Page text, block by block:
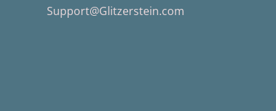
Support@Glitzerstein.com